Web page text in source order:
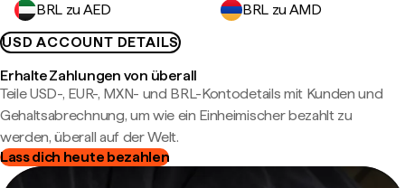
BRL zu AED
BRL zu AMD
USD ACCOUNT DETAILS
Erhalte Zahlungen von überall
Teile USD-, EUR-, MXN- und BRL-Kontodetails mit Kunden und
Gehaltsabrechnung, um wie ein Einheimischer bezahlt zu
werden, überall auf der Welt.
Lass dich heute bezahlen